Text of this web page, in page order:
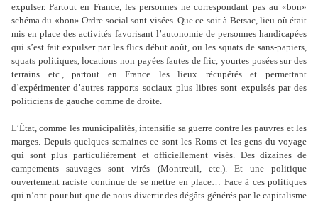
expulser. Partout en France, les personnes ne correspondant pas au «bon»
schéma du «bon» Ordre social sont visées. Que ce soit à Bersac, lieu où était
mis en place des activités favorisant l’autonomie de personnes handicapées
qui s’est fait expulser par les flics début août, ou les squats de sans-papiers,
squats politiques, locations non payées fautes de fric, yourtes posées sur des
terrains etc., partout en France les lieux récupérés et permettant
d’expérimenter d’autres rapports sociaux plus libres sont expulsés par des
politiciens de gauche comme de droite.
L’État, comme les municipalités, intensifie sa guerre contre les pauvres et les
marges. Depuis quelques semaines ce sont les Roms et les gens du voyage
qui sont plus particulièrement et officiellement visés. Des dizaines de
campements sauvages sont virés (Montreuil, etc.). Et une politique
ouvertement raciste continue de se mettre en place… Face à ces politiques
qui n’ont pour but que de nous divertir des dégâts générés par le capitalisme